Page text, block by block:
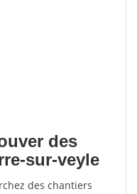
des
sur-veyle
des chantiers